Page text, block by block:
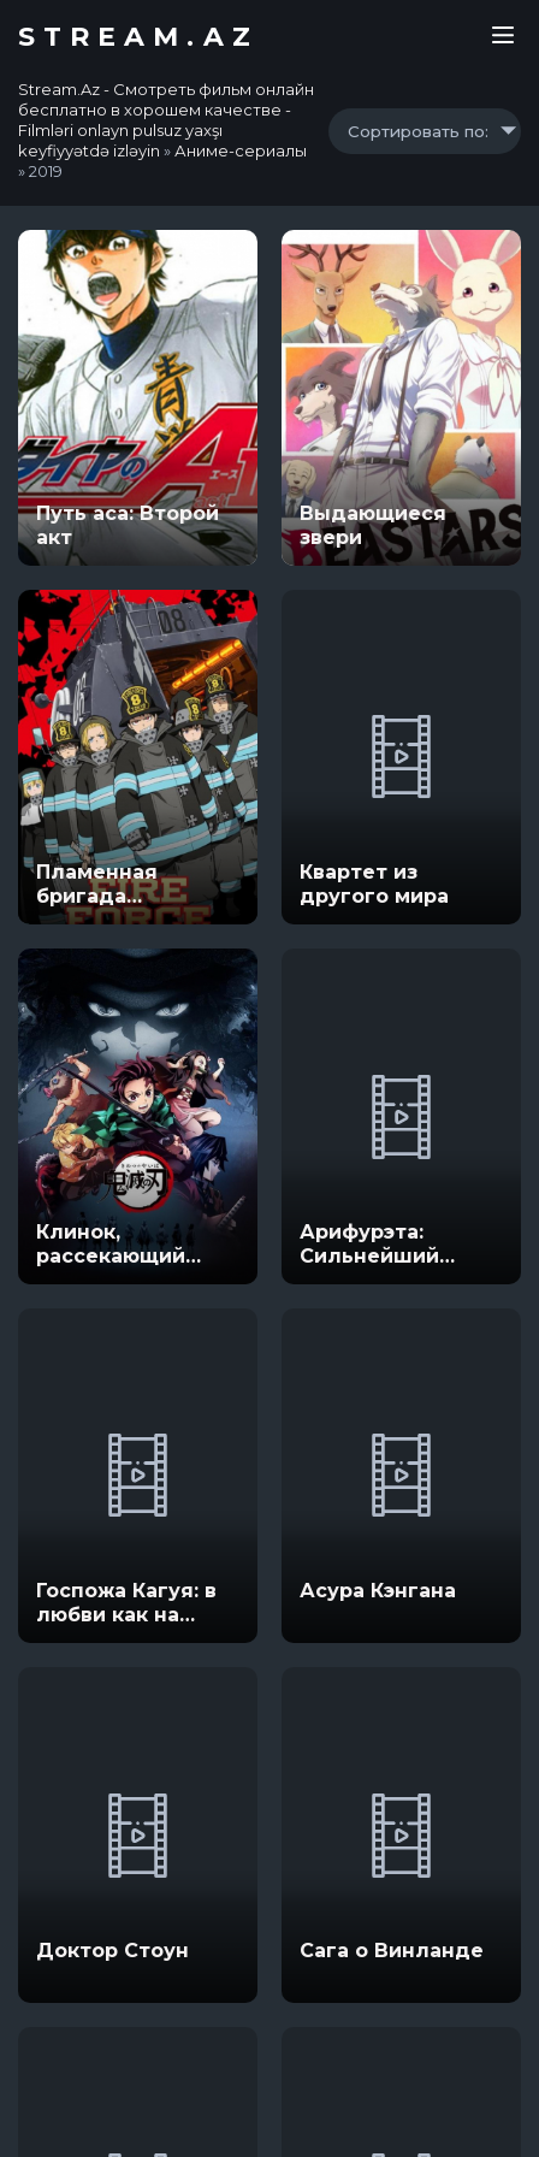
STREAM.AZ
Stream.Az - Смотреть фильм онлайн
бесплатно в хорошем качестве -
Filmləri onlayn pulsuz yaxşı
keyfiyyətdə izləyin »Аниме-сериалы
» 2019
Сортировать по:
Путь аса: Второй
акт
Выдающиеся
звери
Пламенная
бригада
пожарных
Квартет из
другого мира
Клинок,
рассекающий
демонов
Арифурэта:
Сильнейший
ремесленник в
Госпожа Кагуя: в
любви как на
войне
Асура Кэнгана
Доктор Стоун Сага о Винланде